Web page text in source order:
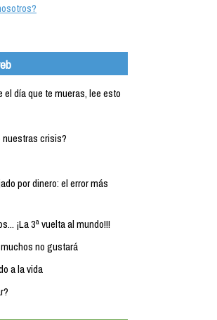
día que te mueras, lee esto
crisis?
por dinero: el error más
¡La 3ª vuelta al mundo!!!
no gustará
a la vida